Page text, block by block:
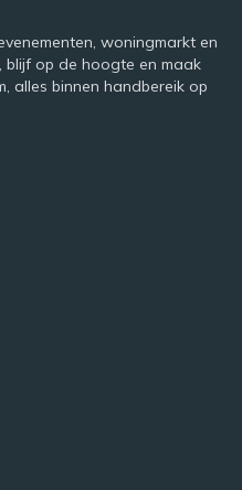
woningmarkt en
blijf op de hoogte en maak
alles binnen handbereik op